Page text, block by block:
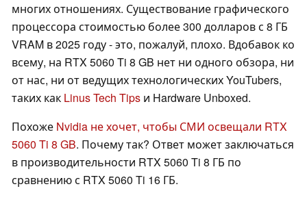
многих отношениях. Существование графического
процессора стоимостью более 300 долларов с 8 ГБ
VRAM в 2025 году - это, пожалуй, плохо. Вдобавок ко
всему, на RTX 5060 Ti 8 GB нет ни одного обзора, ни
от нас, ни от ведущих технологических YouTubers,
таких как Linus Tech Tips и Hardware Unboxed.
Похоже Nvidia не хочет, чтобы СМИ освещали RTX
5060 Ti 8 GB. Почему так? Ответ может заключаться
в производительности RTX 5060 Ti 8 ГБ по
сравнению с RTX 5060 Ti 16 ГБ.